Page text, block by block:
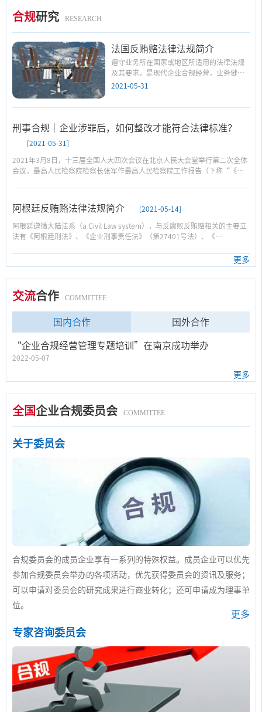
合规研究 RESEARCH
法国反贿赂法律法规简介
遵守业务所在国家或地区所适用的法律法规
及其要求，是现代企业合规经营，业务健
康、持续发展的前提，也是企业参与全球化
者。 敬请关注。
2021-05-31
刑事合规｜企业涉罪后，如何整改才能符合法律标准？
[2021-05-31]
2021年3月8日，十三届全国人大四次会议在北京人民大会堂举行第二次全体
会议，最高人民检察院检察长张军作最高人民检察院工作报告（下称“《报
作安排的重点内容之一。结合2020年以来多地检察机关对涉罪企业合规考察
的探索情况，可以预见，涉罪企业刑事合规整改将逐步国家刑事政策层面的
关注重点。
阿根廷反贿赂法律法规简介 [2021-05-14]
阿根廷遵循大陆法系（a Civil Law system），与反腐败反贿赂相关的主要立
法有《阿根廷刑法》、《企业刑事责任法》（第27401号法）、《
Office）（第25188号法令）、《公职人员道德守则》（Code of Ethics for
Public Officials）（第41/1999号法令）、《向公职人员提供礼物法》（Gifts
to Public Officials）（第1179/2016号法令）。其中，《阿根廷刑法》是主
要的对贿赂和腐败进行规制的法律。《阿根廷刑法》中对国
更多
交流合作 COMMITTEE
国内合作 国外合作
“企业合规经营管理专题培训”在南京成功举办
2022-05-07
更多
全国企业合规委员会 COMMITTEE
关于委员会
合规委员会的成员企业享有一系列的特殊权益。成员企业可以优先
参加合规委员会举办的各项活动，优先获得委员会的资讯及服务；
可以申请对委员会的研究成果进行商业转化；还可申请成为理事单
位。
更多
专家咨询委员会